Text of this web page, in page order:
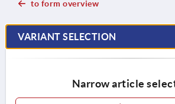
to form overview
VARIANT SELECTION
Narrow article